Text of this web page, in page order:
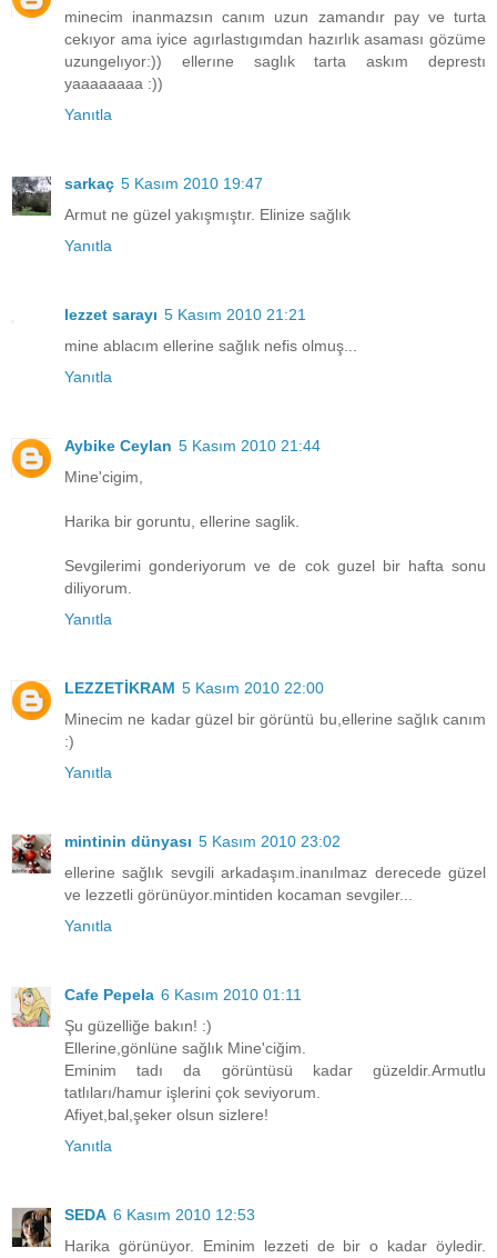
minecim inanmazsın canım uzun zamandır pay ve turta
cekıyor ama iyice agırlastıgımdan hazırlık asaması gözüme
uzungelıyor:)) ellerıne saglık tarta askım deprestı
yaaaaaaaa :))
Yanıtla
sarkaç 5 Kasım 2010 19:47
Armut ne güzel yakışmıştır. Elinize sağlık
Yanıtla
lezzet sarayı 5 Kasım 2010 21:21
mine ablacım ellerine sağlık nefis olmuş...
Yanıtla
Aybike Ceylan 5 Kasım 2010 21:44
Mine'cigim,
Harika bir goruntu, ellerine saglik.
Sevgilerimi gonderiyorum ve de cok guzel bir hafta sonu
diliyorum.
Yanıtla
LEZZETİKRAM 5 Kasım 2010 22:00
Minecim ne kadar güzel bir görüntü bu,ellerine sağlık canım
:)
Yanıtla
mintinin dünyası 5 Kasım 2010 23:02
ellerine sağlık sevgili arkadaşım.inanılmaz derecede güzel
ve lezzetli görünüyor.mintiden kocaman sevgiler...
Yanıtla
Cafe Pepela 6 Kasım 2010 01:11
Şu güzelliğe bakın! :)
Ellerine,gönlüne sağlık Mine'ciğim.
Eminim tadı da görüntüsü kadar güzeldir.Armutlu
tatlıları/hamur işlerini çok seviyorum.
Afiyet,bal,şeker olsun sizlere!
Yanıtla
SEDA 6 Kasım 2010 12:53
Harika görünüyor. Eminim lezzeti de bir o kadar öyledir.